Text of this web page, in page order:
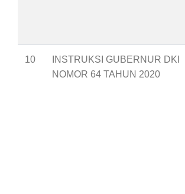
10
INSTRUKSI GUBERNUR DKI
NOMOR 64 TAHUN 2020